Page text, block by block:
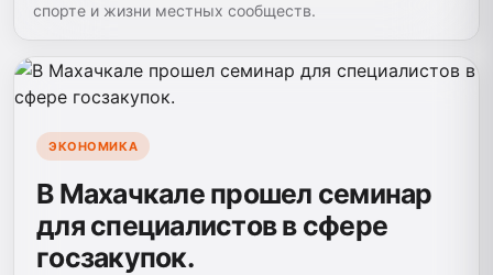
спорте и жизни местных сообществ.
ЭКОНОМИКА
В Махачкале прошел семинар
для специалистов в сфере
госзакупок.